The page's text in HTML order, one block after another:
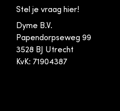
Stel je vraag hier!
Dyme B.V.
Papendorpseweg 99
3528 BJ Utrecht
KvK: 71904387